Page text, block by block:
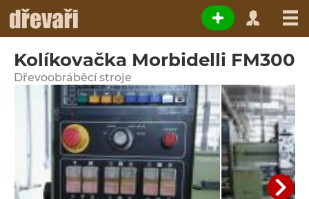
Kolíkovačka Morbidelli FM300
Dřevoobráběcí stroje